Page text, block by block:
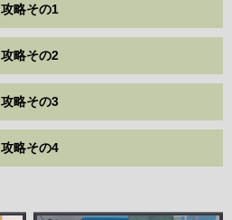
攻略その1
攻略その2
攻略その3
攻略その4